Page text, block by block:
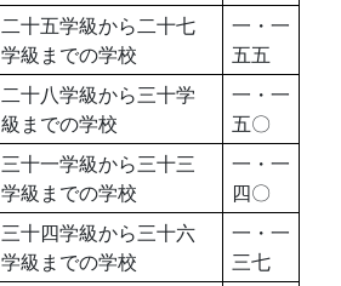
二十五学級から二十七
学級までの学校
一・一
五五
二十八学級から三十学
級までの学校
一・一
五〇
三十一学級から三十三
学級までの学校
一・一
四〇
三十四学級から三十六
学級までの学校
一・一
三七